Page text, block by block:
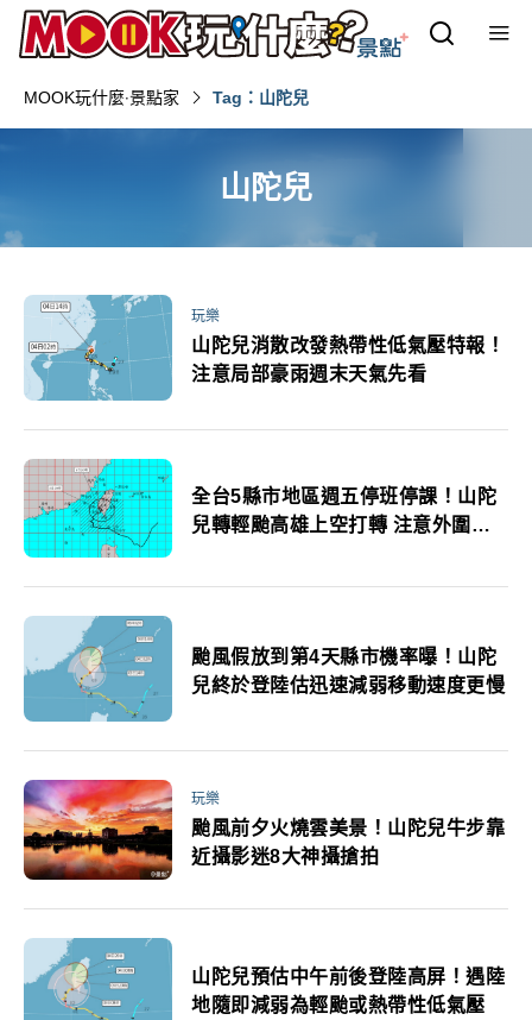
MOOK玩什麼‧景點家 Tag：山陀兒
山陀兒
玩樂
山陀兒消散改發熱帶性低氣壓特報！
注意局部豪雨週末天氣先看
全台5縣市地區週五停班停課！山陀
兒轉輕颱高雄上空打轉 注意外圍環
颱風假放到第4天縣市機率曝！山陀
兒終於登陸估迅速減弱移動速度更慢
玩樂
颱風前夕火燒雲美景！山陀兒牛步靠
近攝影迷8大神攝搶拍
山陀兒預估中午前後登陸高屏！遇陸
地隨即減弱為輕颱或熱帶性低氣壓